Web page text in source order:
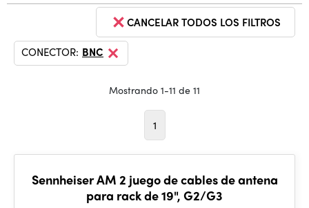
CANCELAR TODOS LOS FILTROS
CONECTOR: BNC
Mostrando 1-11 de 11
1
Sennheiser AM 2 juego de cables de antena
para rack de 19", G2/G3